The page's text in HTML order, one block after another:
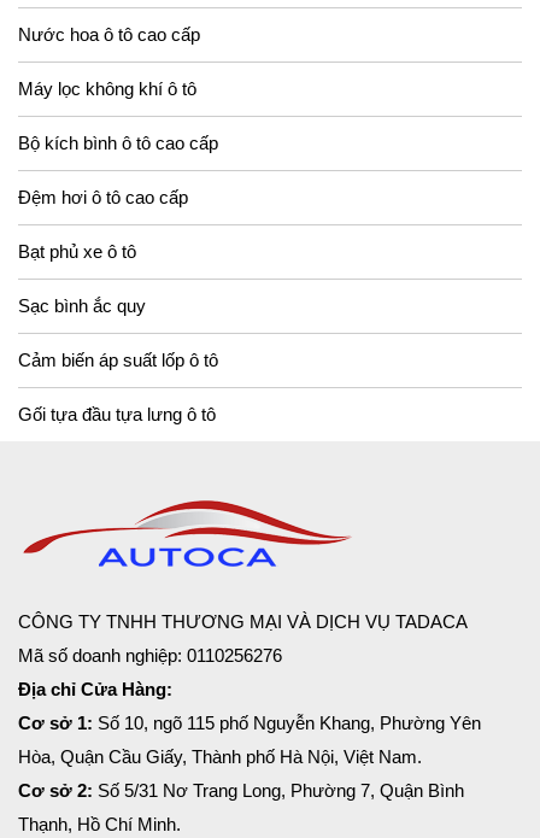
Nước hoa ô tô cao cấp
Máy lọc không khí ô tô
Bộ kích bình ô tô cao cấp
Đệm hơi ô tô cao cấp
Bạt phủ xe ô tô
Sạc bình ắc quy
Cảm biến áp suất lốp ô tô
Gối tựa đầu tựa lưng ô tô
CÔNG TY TNHH THƯƠNG MẠI VÀ DỊCH VỤ TADACA
Mã số doanh nghiệp: 0110256276
Địa chỉ Cửa Hàng:
Cơ sở 1: Số 10, ngõ 115 phố Nguyễn Khang, Phường Yên
Hòa, Quận Cầu Giấy, Thành phố Hà Nội, Việt Nam.
Cơ sở 2: Số 5/31 Nơ Trang Long, Phường 7, Quận Bình
Thạnh, Hồ Chí Minh.